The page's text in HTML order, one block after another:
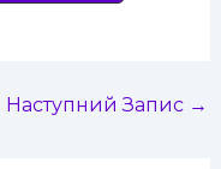
Наступний Запис →